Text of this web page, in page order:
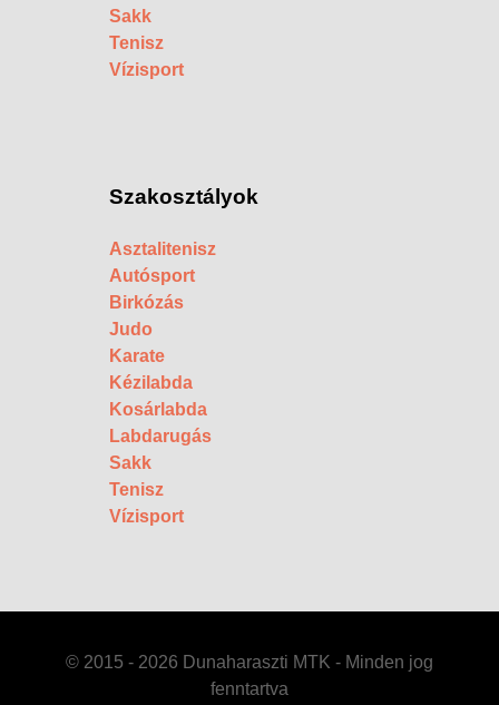
Sakk
Tenisz
Vízisport
Szakosztályok
Asztalitenisz
Autósport
Birkózás
Judo
Karate
Kézilabda
Kosárlabda
Labdarugás
Sakk
Tenisz
Vízisport
© 2015 - 2026 Dunaharaszti MTK - Minden jog
fenntartva